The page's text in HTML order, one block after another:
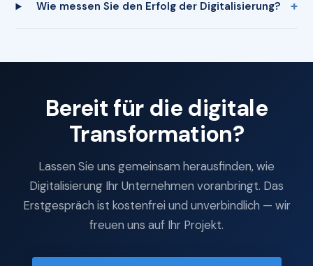
Wie messen Sie den Erfolg der Digitalisierung?
Bereit für die digitale
Transformation?
Lassen Sie uns gemeinsam herausfinden, wie
Digitalisierung Ihr Unternehmen voranbringt. Das
Erstgespräch ist kostenfrei und unverbindlich — wir
freuen uns auf Ihr Projekt.